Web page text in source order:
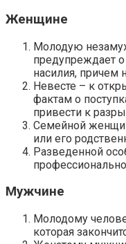
Женщине
Молодую
предупреждает
насилия, причем
Невесте – к
фактам о
привести к
Семейной
или его
Разведенной
Мужчине
Молодому
которая